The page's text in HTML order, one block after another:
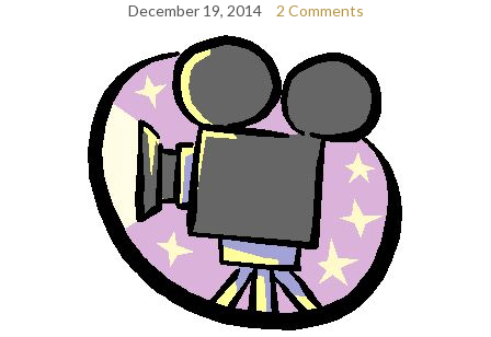
December 19, 2014 2 Comments